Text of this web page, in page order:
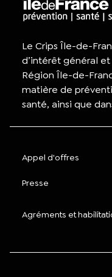
Le Crips Île-de-
d’intérêt général
Région Île-de-
matière de
santé, ainsi que
Appel d'offres
Presse
Agréments et